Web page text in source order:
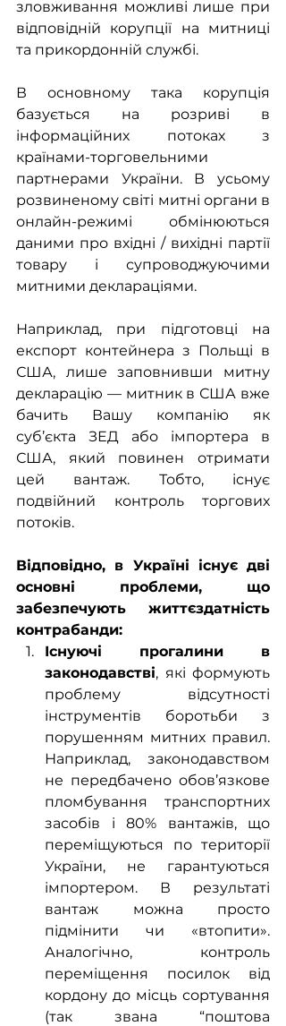
зловживання можливі лише при
відповідній корупції на митниці
та прикордонній службі.
В основному така корупція
базується на розриві в
інформаційних потоках з
країнами-торговельними
партнерами України. В усьому
розвиненому світі митні органи в
онлайн-режимі обмінюються
даними про вхідні / вихідні партії
товару і супроводжуючими
митними деклараціями.
Наприклад, при підготовці на
експорт контейнера з Польщі в
США, лише заповнивши митну
декларацію — митник в США вже
бачить Вашу компанію як
суб’єкта ЗЕД або імпортера в
США, який повинен отримати
цей вантаж. Тобто, існує
подвійний контроль торгових
потоків.
Відповідно, в Україні існує дві
основні проблеми, що
забезпечують життєздатність
контрабанди:
Існуючі прогалини в
законодавстві, які формують
проблему відсутності
інструментів боротьби з
порушенням митних правил.
Наприклад, законодавством
не передбачено обов’язкове
пломбування транспортних
засобів і 80% вантажів, що
переміщуються по території
України, не гарантуються
імпортером. В результаті
вантаж можна просто
підмінити чи «втопити».
Аналогічно, контроль
переміщення посилок від
кордону до місць сортування
(так звана “поштова